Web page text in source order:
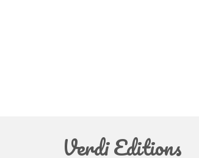
Verdi Editions